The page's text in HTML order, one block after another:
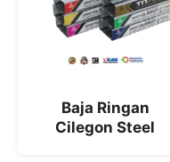
Baja Ringan
Cilegon Steel